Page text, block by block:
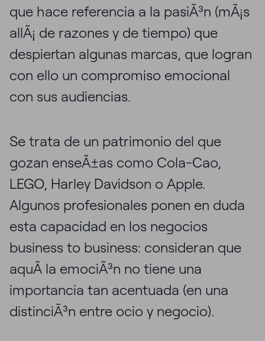
que hace referencia a la pasiÃ³n (mÃ¡s
allÃ¡ de razones y de tiempo) que
despiertan algunas marcas, que logran
con ello un compromiso emocional
con sus audiencias.
Se trata de un patrimonio del que
gozan enseÃ±as como Cola-Cao,
LEGO, Harley Davidson o Apple.
Algunos profesionales ponen en duda
esta capacidad en los negocios
business to business: consideran que
aquÃ­ la emociÃ³n no tiene una
importancia tan acentuada (en una
distinciÃ³n entre ocio y negocio).